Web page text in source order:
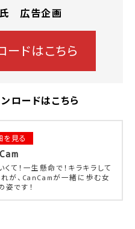
氏 広告企画
ードはこちら
ロードはこちら
を見る
くて！一生懸命で！キラキラして
れが、CanCamが一緒に歩む女
姿です！